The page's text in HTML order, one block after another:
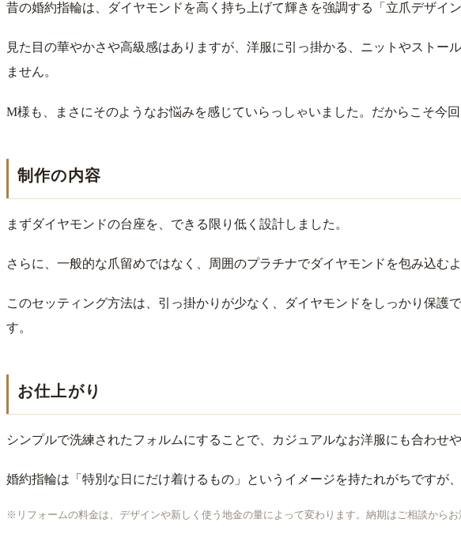
昔の婚約指輪は、ダイヤモンドを高く持ち上げて輝きを強調する「立爪デザイン
見た目の華やかさや高級感はありますが、洋服に引っ掛かる、ニットやスト
ません。
M様も、まさにそのようなお悩みを感じていらっしゃいました。だからこそ今
制作の内容
まずダイヤモンドの台座を、できる限り低く設計しました。
さらに、一般的な爪留めではなく、周囲のプラチナでダイヤモンドを包み込む
このセッティング方法は、引っ掛かりが少なく、ダイヤモンドをしっかり保
す。
お仕上がり
シンプルで洗練されたフォルムにすることで、カジュアルなお洋服にも合わせ
婚約指輪は「特別な日にだけ着けるもの」というイメージを持たれがちですが
※リフォームの料金は、デザインや新しく使う地金の量によって変わります。納期はご相談から